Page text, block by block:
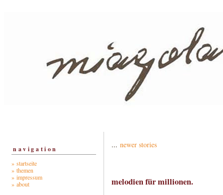
navigation
» startseite
» themen
» impressum
» about
... newer stories
melodien für millionen.